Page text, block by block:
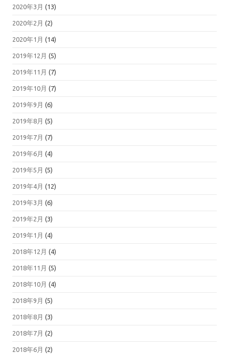
2020年3月 (13)
2020年2月 (2)
2020年1月 (14)
2019年12月 (5)
2019年11月 (7)
2019年10月 (7)
2019年9月 (6)
2019年8月 (5)
2019年7月 (7)
2019年6月 (4)
2019年5月 (5)
2019年4月 (12)
2019年3月 (6)
2019年2月 (3)
2019年1月 (4)
2018年12月 (4)
2018年11月 (5)
2018年10月 (4)
2018年9月 (5)
2018年8月 (3)
2018年7月 (2)
2018年6月 (2)